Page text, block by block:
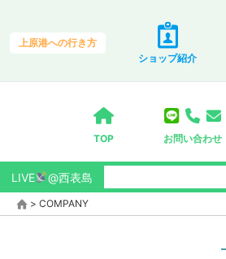
上原港への行き方
ショップ紹介
TOP お問い合わせ
LIVE @西表島
> COMPANY